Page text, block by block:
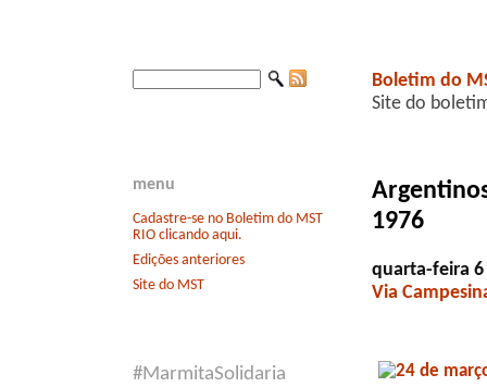
menu
Cadastre-se no Boletim do MST
RIO clicando aqui.
Edições anteriores
Site do MST
#MarmitaSolidaria
Boletim do
Site do
1976
quarta-feira
Via